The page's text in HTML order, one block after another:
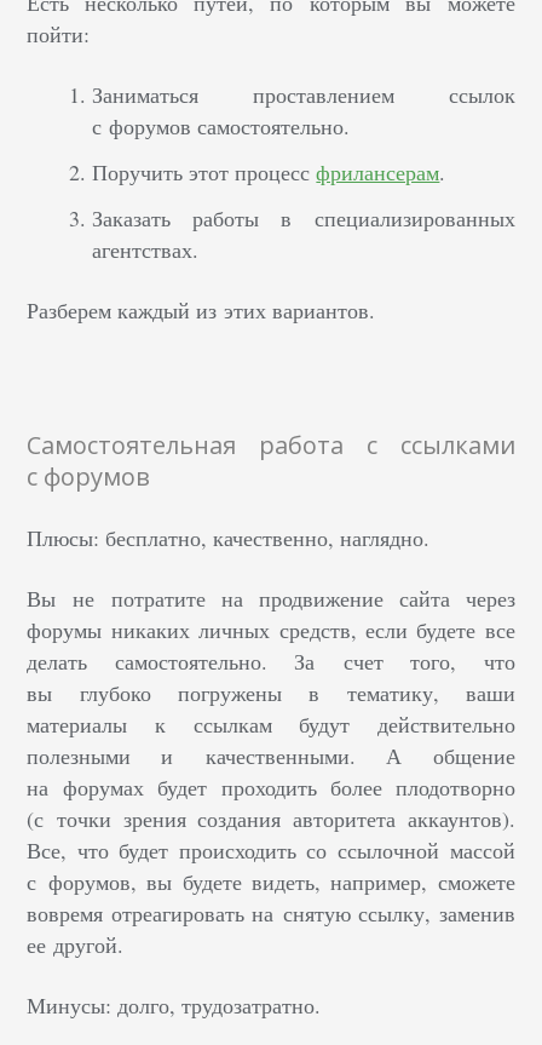
пойти:
Заниматься проставлением ссылок
с форумов самостоятельно.
Поручить этот процессфрилансерам.
Заказать работы в специализированных
агентствах.
Разберем каждый из этих вариантов.
Самостоятельная работа с ссылками
с форумов
Плюсы: бесплатно, качественно, наглядно.
Вы не потратите на продвижение сайта через
форумы никаких личных средств, если будете все
делать самостоятельно. За счет того, что
вы глубоко погружены в тематику, ваши
материалы к ссылкам будут действительно
полезными и качественными. А общение
на форумах будет проходить более плодотворно
(с точки зрения создания авторитета аккаунтов).
Все, что будет происходить со ссылочной массой
с форумов, вы будете видеть, например, сможете
вовремя отреагировать на снятую ссылку, заменив
ее другой.
Минусы: долго, трудозатратно.